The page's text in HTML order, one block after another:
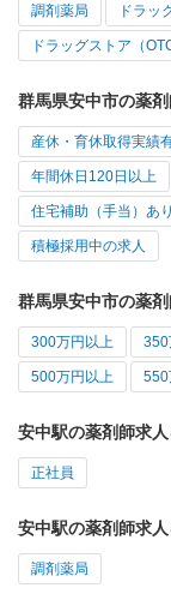
調剤薬局 ドラッ
ドラッグストア（
群馬県安中市の薬
産休・育休取得実績
年間休日120日以上
住宅補助（手当）あり
積極採用中の求人
群馬県安中市の薬
300万円以上 350
500万円以上 550
安中駅の薬剤師求
正社員
安中駅の薬剤師求
調剤薬局